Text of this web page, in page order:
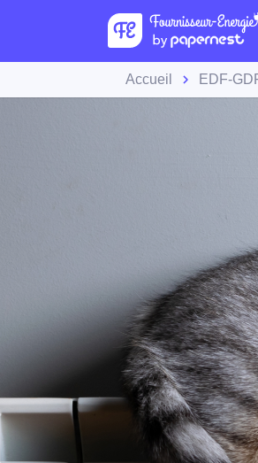
Accueil EDF-